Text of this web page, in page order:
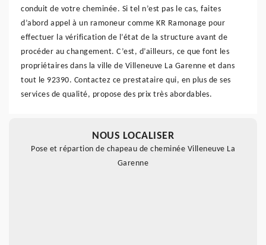
conduit de votre cheminée. Si tel n’est pas le cas, faites
d’abord appel à un ramoneur comme KR Ramonage pour
effectuer la vérification de l’état de la structure avant de
procéder au changement. C’est, d’ailleurs, ce que font les
propriétaires dans la ville de Villeneuve La Garenne et dans
tout le 92390. Contactez ce prestataire qui, en plus de ses
services de qualité, propose des prix très abordables.
NOUS LOCALISER
Pose et répartion de chapeau de cheminée Villeneuve La
Garenne